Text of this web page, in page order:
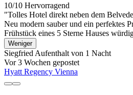
10/10 Hervorragend
"Tolles Hotel direkt neben dem
Neu modern sauber und ein perfektes
Frühstück eines 5 Sterne Hauses
Weniger
Siegfried Aufenthalt von 1 Nacht
Vor 3 Wochen gepostet
Hyatt Regency Vienna